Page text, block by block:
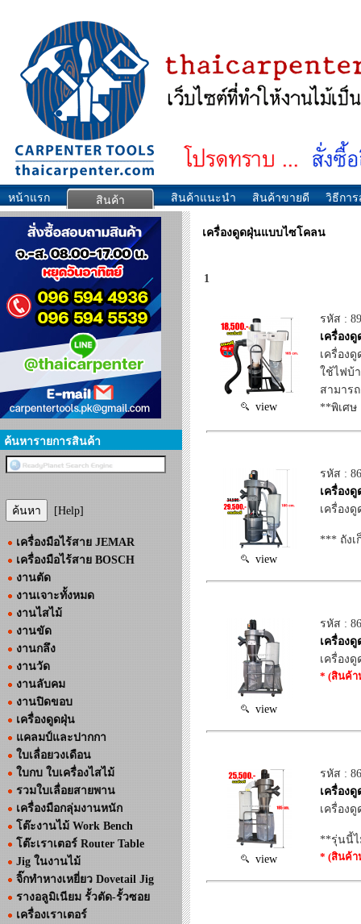
หน้าแรก สินค้า สินค้าแนะนำ สินค้าขายดี วิธีกา
ค้นหารายการสินค้า
[Help]
เครื่องมือไร้สาย JEMAR
เครื่องมือไร้สาย BOSCH
งานตัด
งานเจาะทั้งหมด
งานไสไม้
งานขัด
งานกลึง
งานวัด
งานลับคม
งานปิดขอบ
เครื่องดูดฝุ่น
แคลมป์และปากกา
ใบเลื่อยวงเดือน
ใบกบ ใบเครื่องไสไม้
รวมใบเลื่อยสายพาน
เครื่องมือกลุ่มงานหนัก
โต๊ะงานไม้ Work Bench
โต๊ะเราเตอร์ Router Table
Jig ในงานไม้
จิ๊กทำหางเหยี่ยว Dovetail Jig
รางอลูมิเนียม รั้วตัด-รั้วซอย
เครื่องเราเตอร์
เครื่องดูดฝุ่นแบบไซโคลน
1
view
รหัส :
เครื่อง
เครื่อง
ใช้ไฟบ้
สามาร
**พิเศษ
view
รหัส :
เครื่อง
เครื่อง
*** ถังเ
view
รหัส :
เครื่อง
เครื่อง
* (สินค้า
view
รหัส :
เครื่อง
เครื่อง
**รุ่นนี้ไ
* (สินค้า